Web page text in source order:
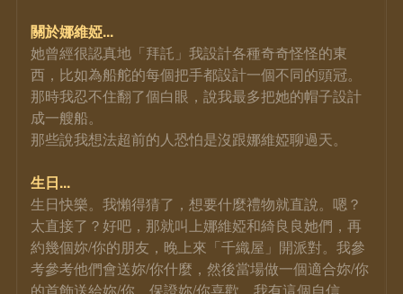
關於娜維婭...
她曾經很認真地「拜託」我設計各種奇奇怪怪的東
西，比如為船舵的每個把手都設計一個不同的頭冠。
那時我忍不住翻了個白眼，說我最多把她的帽子設計
成一艘船。
那些說我想法超前的人恐怕是沒跟娜維婭聊過天。
生日...
生日快樂。我懶得猜了，想要什麼禮物就直說。嗯？
太直接了？好吧，那就叫上娜維婭和綺良良她們，再
約幾個妳/你的朋友，晚上來「千織屋」開派對。我參
考參考他們會送妳/你什麼，然後當場做一個適合妳/你